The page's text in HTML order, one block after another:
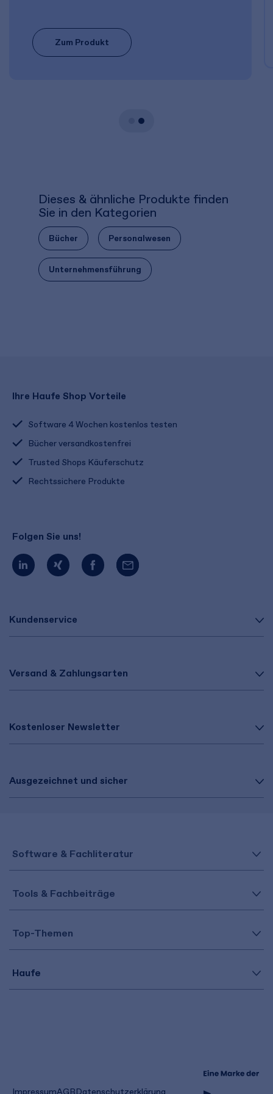
Zum Produkt
Dieses & ähnliche Produkte finden
Sie in den Kategorien
Bücher Personalwesen
Unternehmensführung
Kundenservice
Versand & Zahlungsarten
Kostenloser Newsletter
Ausgezeichnet und sicher
Ihre Haufe Shop Vorteile
Software 4 Wochen kostenlos testen
Bücher versandkostenfrei
Trusted Shops Käuferschutz
Rechtssichere Produkte
Folgen Sie uns!
Software & Fachliteratur
Tools & Fachbeiträge
Top-Themen
Haufe
ImpressumAGB(öffnet
Datenschutzerklärung